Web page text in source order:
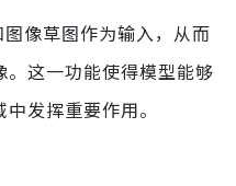
图像草图作为输入，从而
这一功能使得模型能够
发挥重要作用。